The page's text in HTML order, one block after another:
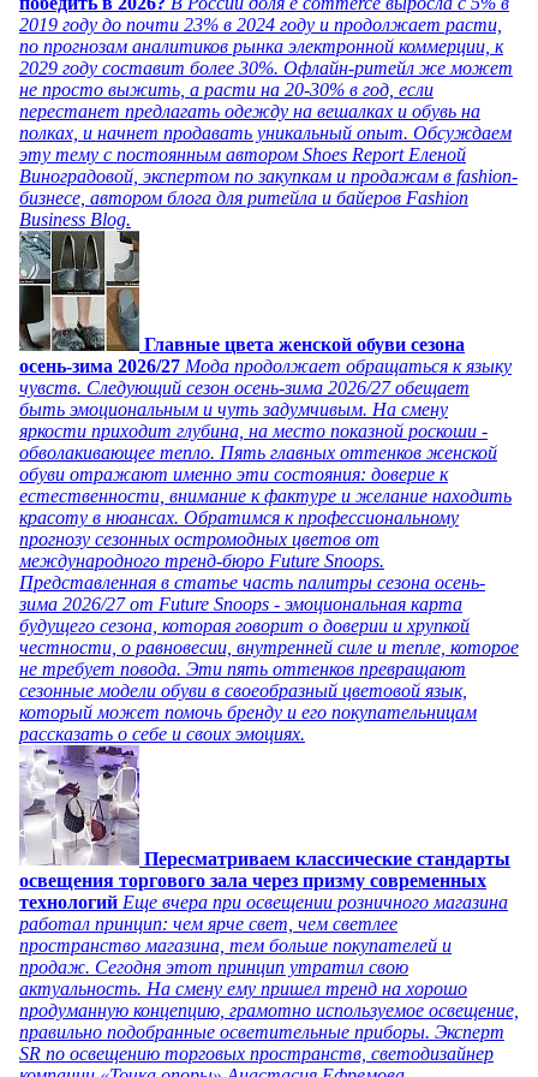
2019 году до почти 23% в 2024 году и продолжает расти,
по прогнозам аналитиков рынка электронной коммерции, к
2029 году составит более 30%. Офлайн-ритейл же может
не просто выжить, а расти на 20-30% в год, если
перестанет предлагать одежду на вешалках и обувь на
полках, и начнет продавать уникальный опыт. Обсуждаем
эту тему с постоянным автором Shoes Report Еленой
Виноградовой, экспертом по закупкам и продажам в fashion-
бизнесе, автором блога для ритейла и байеров Fashion
Business Blog.
Главные цвета женской обуви сезона
осень-зима 2026/27 Мода продолжает обращаться к языку
чувств. Следующий сезон осень-зима 2026/27 обещает
быть эмоциональным и чуть задумчивым. На смену
яркости приходит глубина, на место показной роскоши -
обволакивающее тепло. Пять главных оттенков женской
обуви отражают именно эти состояния: доверие к
естественности, внимание к фактуре и желание находить
красоту в нюансах. Обратимся к профессиональному
прогнозу сезонных остромодных цветов от
международного тренд-бюро Future Snoops.
Представленная в статье часть палитры сезона осень-
зима 2026/27 от Future Snoops - эмоциональная карта
будущего сезона, которая говорит о доверии и хрупкой
честности, о равновесии, внутренней силе и тепле, которое
не требует повода. Эти пять оттенков превращают
сезонные модели обуви в своеобразный цветовой язык,
который может помочь бренду и его покупательницам
рассказать о себе и своих эмоциях.
Пересматриваем классические стандарты
освещения торгового зала через призму современных
технологий Еще вчера при освещении розничного магазина
работал принцип: чем ярче свет, чем светлее
пространство магазина, тем больше покупателей и
продаж. Сегодня этот принцип утратил свою
актуальность. На смену ему пришел тренд на хорошо
продуманную концепцию, грамотно используемое освещение,
правильно подобранные осветительные приборы. Эксперт
SR по освещению торговых пространств, светодизайнер